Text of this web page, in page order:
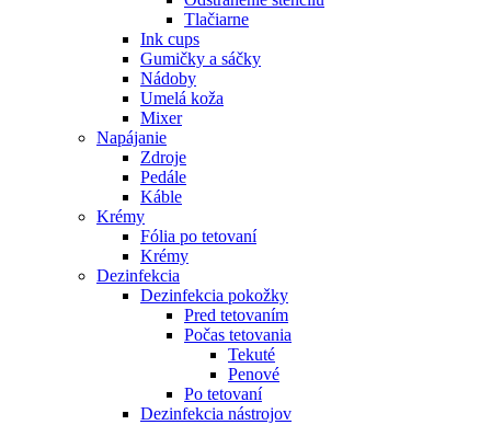
Tlačiarne
Ink cups
Gumičky a sáčky
Nádoby
Umelá koža
Mixer
Napájanie
Zdroje
Pedále
Káble
Krémy
Fólia po tetovaní
Krémy
Dezinfekcia
Dezinfekcia pokožky
Pred tetovaním
Počas tetovania
Tekuté
Penové
Po tetovaní
Dezinfekcia nástrojov